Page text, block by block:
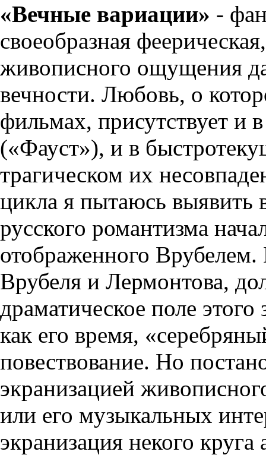
«Вечные вариации» -
своеобразная
живописного ощущения
вечности. Любовь, о
фильмах, присутствует и
(«Фауст»), и в
трагическом их
цикла я пытаюсь выявить
русского романтизма
отображенного
Врубеля и Лермонтова,
драматическое поле
как его время,
повествование. Но
экранизацией
или его музыкальных
экранизация некого